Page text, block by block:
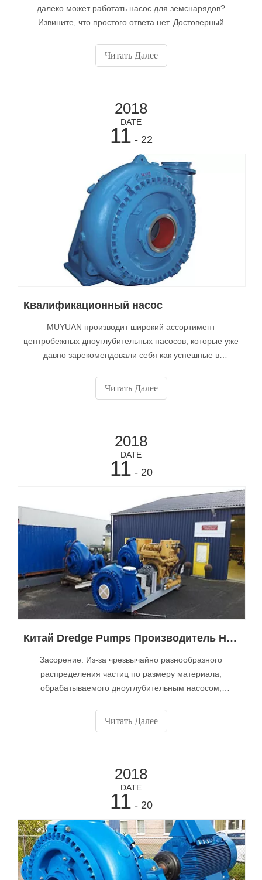
далеко может работать насос для земснарядов?
Извините, что простого ответа нет. Достоверный
насколько далеко насос может прокачивать земснаряд,
должен учитывать следующие переменные: Расчетные
Читать Далее
2018
DATE
11 - 22
Квалификационный насос
MUYUAN производит широкий ассортимент
центробежных дноуглубительных насосов, которые уже
давно зарекомендовали себя как успешные в
дноуглубительных насосов MUYUAN входят: •
Традиционный насос • Высокоэффективный насос •
Читать Далее
2018
DATE
11 - 20
Китай Dredge Pumps Производитель Напоминание о специфических проблемах, возникающих при эксплуатации Dredge Pump
Засорение: Из-за чрезвычайно разнообразного
распределения частиц по размеру материала,
обрабатываемого дноуглубительным насосом,
является разрушительным явлением, которое
приводит к дорогостоящим процедурам технического
Читать Далее
2018
DATE
11 - 20